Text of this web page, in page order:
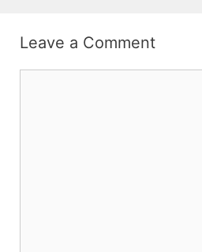
Leave a Comment